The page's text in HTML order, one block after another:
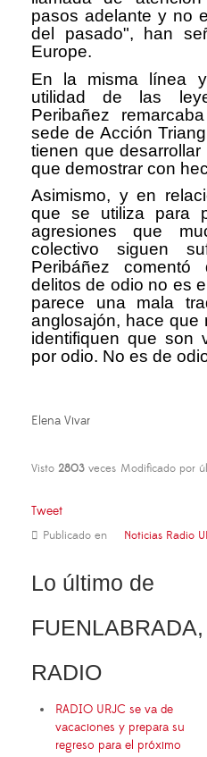
pasos adelante y no
del pasado", han
Europe.
En la misma línea
utilidad de las
Peribañez
sede de Acción
tienen que
que demostrar con
Asimismo, y en
que se utiliza para
agresiones que
colectivo siguen
Peribáñez
delitos de odio no es
parece una mala
anglosajón, hace que
identifiquen que son
por odio. No es de
Elena Vivar
Visto 2803 veces Modificado por
Tweet
Publicado en Noticias Radio
Lo último de
FUENLABRADA,
RADIO
RADIO URJC se va de
vacaciones y prepara su
regreso para el próximo